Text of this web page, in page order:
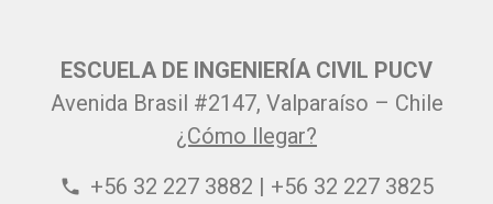
ESCUELA DE INGENIERÍA CIVIL PUCV
Avenida Brasil #2147, Valparaíso – Chile
¿Cómo llegar?
phone +56 32 227 3882 | +56 32 227 3825